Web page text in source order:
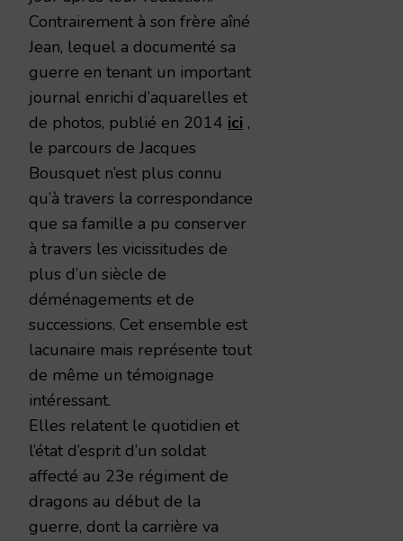
Contrairement à son frère aîné
Jean, lequel a documenté sa
guerre en tenant un important
journal enrichi d’aquarelles et
de photos, publié en 2014 ici ,
le parcours de Jacques
Bousquet n’est plus connu
qu’à travers la correspondance
que sa famille a pu conserver
à travers les vicissitudes de
plus d’un siècle de
déménagements et de
successions. Cet ensemble est
lacunaire mais représente tout
de même un témoignage
intéressant.
Elles relatent le quotidien et
l’état d’esprit d’un soldat
affecté au 23e régiment de
dragons au début de la
guerre, dont la carrière va